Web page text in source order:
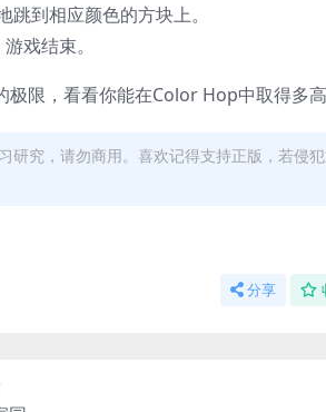
到相应颜色的方块上。
戏结束。
限，看看你能在Color Hop中取得多高
研究，请勿商用。喜欢记得支持正版，若侵
分享